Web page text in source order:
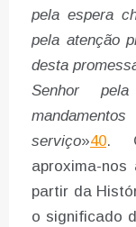
pela espera
pela atenção
desta
Senhor
serviço»40.
aproxima-
partir da
o significado